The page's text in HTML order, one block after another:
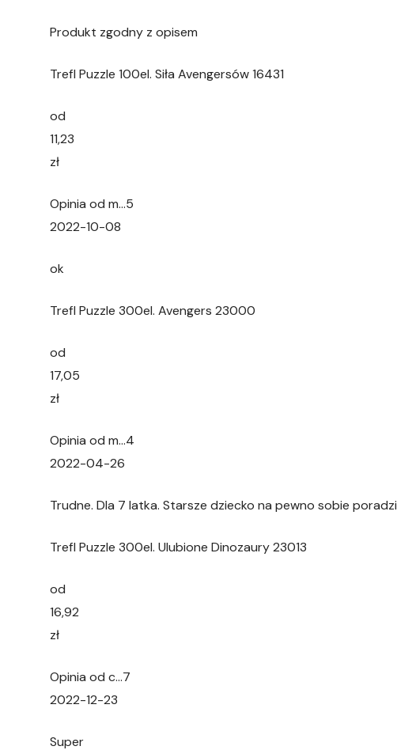
Produkt zgodny z opisem
Trefl Puzzle 100el. Siła Avengersów 16431
od
11,23
zł
Opinia od m…5
2022-10-08
ok
Trefl Puzzle 300el. Avengers 23000
od
17,05
zł
Opinia od m…4
2022-04-26
Trudne. Dla 7 latka. Starsze dziecko na pewno sobie poradzi
Trefl Puzzle 300el. Ulubione Dinozaury 23013
od
16,92
zł
Opinia od c…7
2022-12-23
Super